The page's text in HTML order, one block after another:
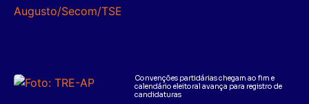
Convenções partidárias chegam ao fim e
calendário eleitoral avança para registro de
candidaturas